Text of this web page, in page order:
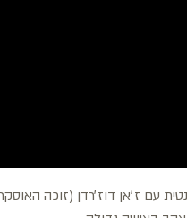
עם ז׳אן דוז׳רדן (זוכה